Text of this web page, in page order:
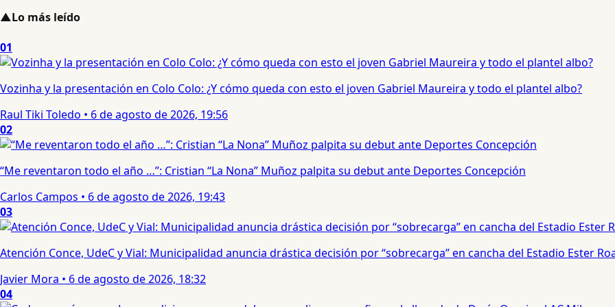
▲Lo más leído
01
Vozinha y la presentación en Colo Colo: ¿Y cómo queda con esto el joven Gabriel Maureira y todo el plantel albo?
Raul Tiki Toledo • 6 de agosto de 2026, 19:56
02
“Me reventaron todo el año …”: Cristian “La Nona” Muñoz palpita su debut ante Deportes Concepción
Carlos Campos • 6 de agosto de 2026, 19:43
03
Atención Conce, UdeC y Vial: Municipalidad anuncia drástica decisión por “sobrecarga” en cancha del Estadio Ester
Javier Mora • 6 de agosto de 2026, 18:32
04